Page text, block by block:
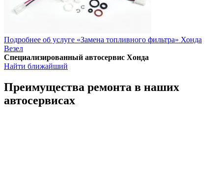
Подробнее об услуге «Замена топливного фильтра» Хонда
Везел
Специализированный автосервис Хонда
Найти ближайший
Преимущества ремонта в наших
автосервисах